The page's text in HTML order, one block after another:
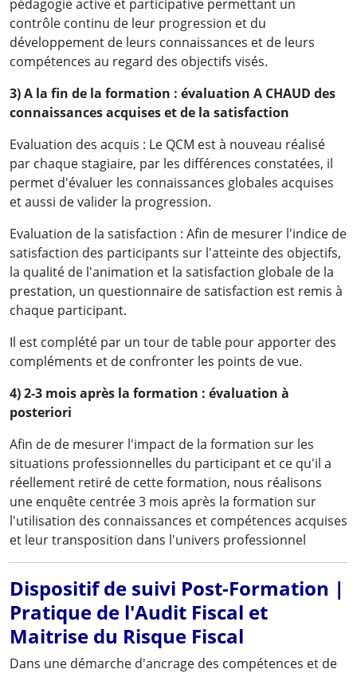
pédagogie active et participative permettant un
contrôle continu de leur progression et du
développement de leurs connaissances et de leurs
compétences au regard des objectifs visés.
3) A la fin de la formation : évaluation A CHAUD des
connaissances acquises et de la satisfaction
Evaluation des acquis : Le QCM est à nouveau réalisé
par chaque stagiaire, par les différences constatées, il
permet d'évaluer les connaissances globales acquises
et aussi de valider la progression.
Evaluation de la satisfaction : Afin de mesurer l'indice de
satisfaction des participants sur l'atteinte des objectifs,
la qualité de l'animation et la satisfaction globale de la
prestation, un questionnaire de satisfaction est remis à
chaque participant.
Il est complété par un tour de table pour apporter des
compléments et de confronter les points de vue.
4) 2-3 mois après la formation : évaluation à
posteriori
Afin de de mesurer l'impact de la formation sur les
situations professionnelles du participant et ce qu'il a
réellement retiré de cette formation, nous réalisons
une enquête centrée 3 mois après la formation sur
l'utilisation des connaissances et compétences acquises
et leur transposition dans l'univers professionnel
Dispositif de suivi Post-Formation |
Pratique de l'Audit Fiscal et
Maitrise du Risque Fiscal
Dans une démarche d'ancrage des compétences et de